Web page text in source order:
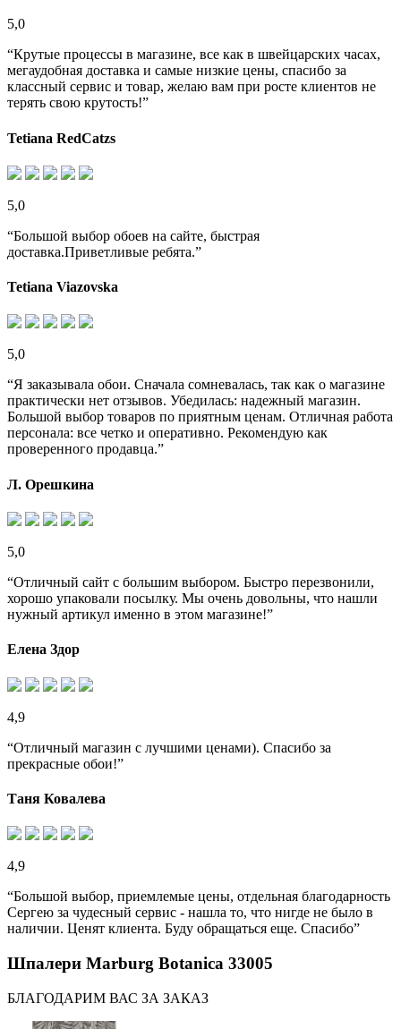
5,0
“Крутые процессы в магазине, все как в швейцарских часах,
мегаудобная доставка и самые низкие цены, спасибо за
классный сервис и товар, желаю вам при росте клиентов не
терять свою крутость!”
Tetiana RedCatzs
5,0
“Большой выбор обоев на сайте, быстрая
доставка.Приветливые ребята.”
Tetiana Viazovska
5,0
“Я заказывала обои. Сначала сомневалась, так как о магазине
практически нет отзывов. Убедилась: надежный магазин.
Большой выбор товаров по приятным ценам. Отличная работа
персонала: все четко и оперативно. Рекомендую как
проверенного продавца.”
Л. Орешкина
5,0
“Отличный сайт с большим выбором. Быстро перезвонили,
хорошо упаковали посылку. Мы очень довольны, что нашли
нужный артикул именно в этом магазине!”
Елена Здор
4,9
“Отличный магазин с лучшими ценами). Спасибо за
прекрасные обои!”
Таня Ковалева
4,9
“Большой выбор, приемлемые цены, отдельная благодарность
Сергею за чудесный сервис - нашла то, что нигде не было в
наличии. Ценят клиента. Буду обращаться еще. Спасибо”
Шпалери Marburg Botanica 33005
БЛАГОДАРИМ ВАС ЗА ЗАКАЗ